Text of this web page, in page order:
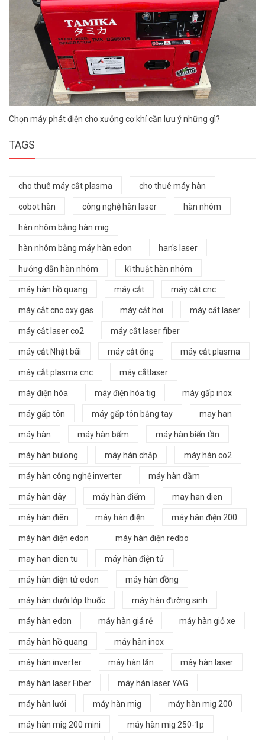
Chọn máy phát điện cho xưởng cơ khí cần lưu ý những gì?
TAGS
cho thuê máy cắt plasma cho thuê máy hàn
cobot hàn công nghệ hàn laser hàn nhôm
hàn nhôm bằng hàn mig
hàn nhôm bằng máy hàn edon han's laser
hướng dẫn hàn nhôm kĩ thuật hàn nhôm
máy hàn hồ quang máy cắt máy cắt cnc
máy cắt cnc oxy gas máy cắt hơi máy cắt laser
máy cắt laser co2 máy cắt laser fiber
máy cắt Nhật bãi máy cắt ống máy cắt plasma
máy cắt plasma cnc máy cắtlaser
máy điện hóa máy điện hóa tig máy gấp inox
máy gấp tôn máy gấp tôn bằng tay may han
máy hàn máy hàn bấm máy hàn biến tần
máy hàn bulong máy hàn chập máy hàn co2
máy hàn công nghệ inverter máy hàn dầm
máy hàn dây máy hàn điểm may han dien
máy hàn điên máy hàn điện máy hàn điện 200
máy hàn điện edon máy hàn điện redbo
may han dien tu máy hàn điện tử
máy hàn điện tử edon máy hàn đồng
máy hàn dưới lớp thuốc máy hàn đường sinh
máy hàn edon máy hàn giá rẻ máy hàn giỏ xe
máy hàn hồ quang máy hàn inox
máy hàn inverter máy hàn lăn máy hàn laser
máy hàn laser Fiber máy hàn laser YAG
máy hàn lưới máy hàn mig máy hàn mig 200
máy hàn mig 200 mini máy hàn mig 250-1p